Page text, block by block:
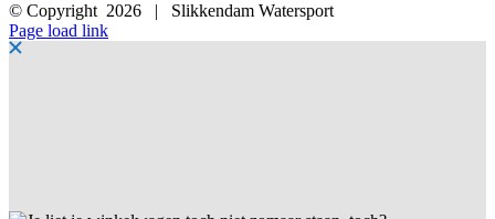
© Copyright 2026 | Slikkendam Watersport
Facebook
Instagram
LinkedIn
YouTube
X
E-
mail
Page load link